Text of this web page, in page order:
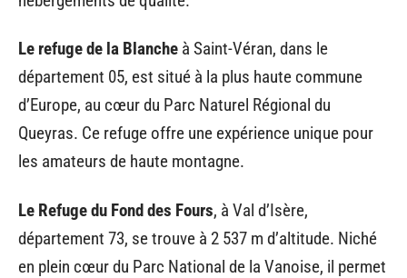
Le refuge de la Blanche à Saint-Véran, dans le
département 05, est situé à la plus haute commune
d’Europe, au cœur du Parc Naturel Régional du
Queyras. Ce refuge offre une expérience unique pour
les amateurs de haute montagne.
Le Refuge du Fond des Fours, à Val d’Isère,
département 73, se trouve à 2 537 m d’altitude. Niché
en plein cœur du Parc National de la Vanoise, il permet